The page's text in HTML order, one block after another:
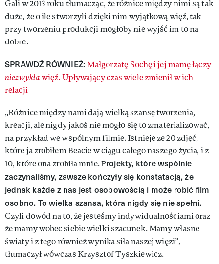
Gali w 2013 roku tłumacząc, że różnice między nimi są tak
duże, że o ile stworzyli dzięki nim wyjątkową więź, tak
przy tworzeniu produkcji mogłoby nie wyjść im to na
dobre.
SPRAWDŹ RÓWNIEŻ:Małgorzatę Sochę i jej mamę łączy
niezwykławięź. Upływający czas wiele zmienił w ich
relacji
„Różnice między nami dają wielką szansę tworzenia,
kreacji, ale nigdy jakoś nie mogło się to zmaterializować,
na przykład we wspólnym filmie. Istnieje ze 20 zdjęć,
które ja zrobiłem Beacie w ciągu całego naszego życia, i z
10, które ona zrobiła mnie. Projekty, które wspólnie
zaczynaliśmy, zawsze kończyły się konstatacją, że
jednak każde z nas jest osobowością i może robić film
osobno. To wielka szansa, która nigdy się nie spełni.
Czyli dowód na to, że jesteśmy indywidualnościami oraz
że mamy wobec siebie wielki szacunek. Mamy własne
światy i z tego również wynika siła naszej więzi”,
tłumaczył wówczas Krzysztof Tyszkiewicz.